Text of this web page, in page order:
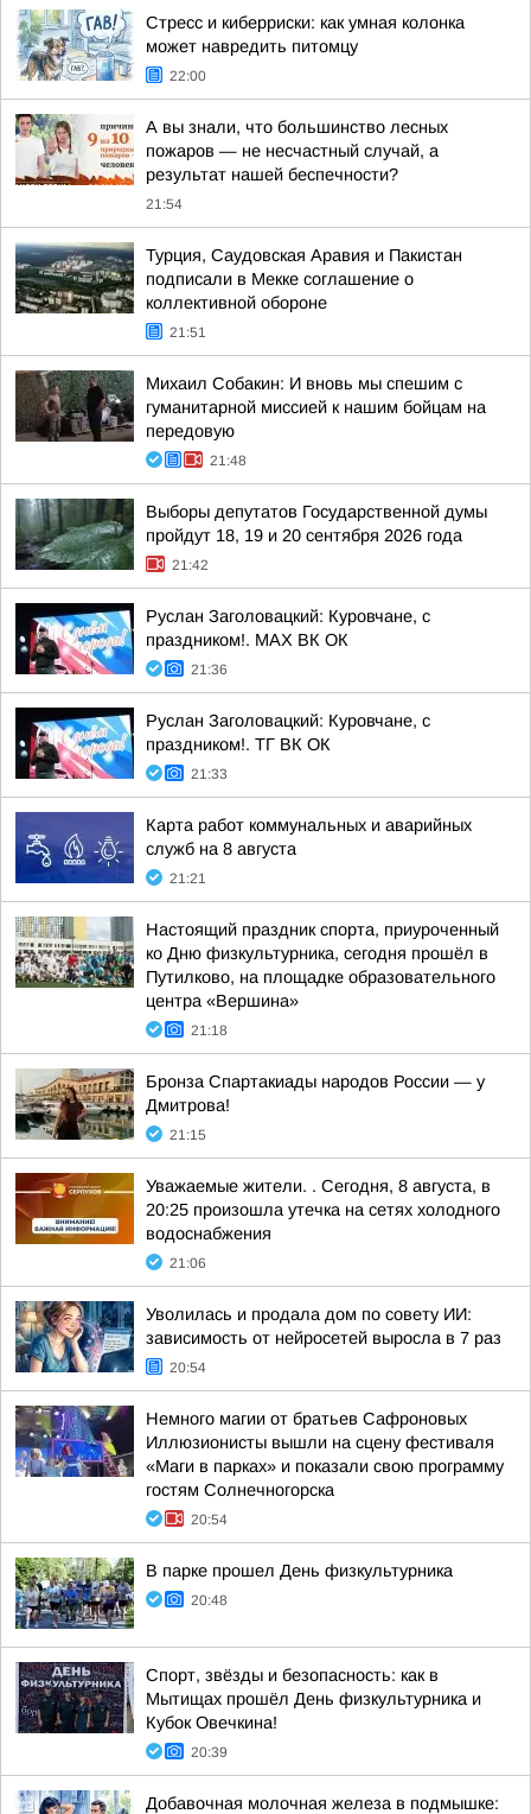
Стресс и киберриски: как умная колонка
может навредить питомцу
22:00
А вы знали, что большинство лесных
пожаров — не несчастный случай, а
результат нашей беспечности?
21:54
Турция, Саудовская Аравия и Пакистан
подписали в Мекке соглашение о
коллективной обороне
21:51
Михаил Собакин: И вновь мы спешим с
гуманитарной миссией к нашим бойцам на
передовую
21:48
Выборы депутатов Государственной думы
пройдут 18, 19 и 20 сентября 2026 года
21:42
Руслан Заголовацкий: Куровчане, с
праздником!. MAX ВК ОК
21:36
Руслан Заголовацкий: Куровчане, с
праздником!. ТГ ВК ОК
21:33
Карта работ коммунальных и аварийных
служб на 8 августа
21:21
Настоящий праздник спорта, приуроченный
ко Дню физкультурника, сегодня прошёл в
Путилково, на площадке образовательного
центра «Вершина»
21:18
Бронза Спартакиады народов России — у
Дмитрова!
21:15
Уважаемые жители. . Сегодня, 8 августа, в
20:25 произошла утечка на сетях холодного
водоснабжения
21:06
Уволилась и продала дом по совету ИИ:
зависимость от нейросетей выросла в 7 раз
20:54
Немного магии от братьев Сафроновых
Иллюзионисты вышли на сцену фестиваля
«Маги в парках» и показали свою программу
гостям Солнечногорска
20:54
В парке прошел День физкультурника
20:48
Спорт, звёзды и безопасность: как в
Мытищах прошёл День физкультурника и
Кубок Овечкина!
20:39
Добавочная молочная железа в подмышке: